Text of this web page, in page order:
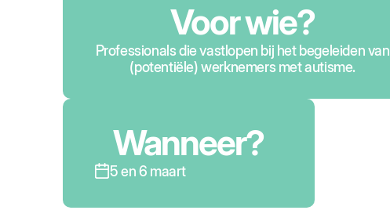
Voor wie?
Professionals die vastlopen bij het begeleiden van
(potentiële) werknemers met autisme.
Wanneer?
5 en 6 maart